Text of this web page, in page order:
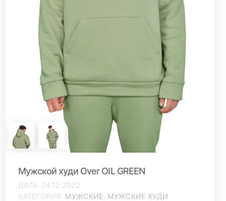
Мужской худи Over OIL GREEN
ДАТА
24.12.2022
КАТЕГОРИЯ
МУЖСКИЕ МУЖСКИЕ ХУДИ